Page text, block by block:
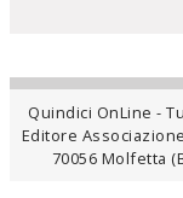
Quindici OnLine -
Editore
70056 Molfetta